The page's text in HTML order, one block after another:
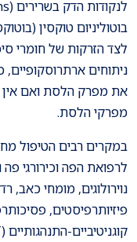
בוטוליניום טוקסין
לצד הזרקות של חומרי
ניתוחים
את מפרק הלסת ואם אין
מפרקי הלסת.
במקרים רבים הטיפול
לרפואת הפה וכירורגי
נוירולוגים, מומחי כאב,
פיזיותרפיסטים,